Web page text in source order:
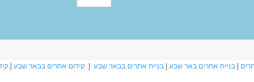
בניית אתרים באר שבע בניית אתרים בבאר שבע קידום אתרים בבאר שבע